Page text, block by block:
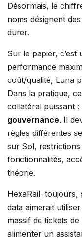
Désormais, le
noms désignent
durer.
Sur le papier, c’est
performance
coût/qualité, Luna
Dans la pratique,
collatéral puissant
gouvernance. Il
règles différentes
sur Sol,
fonctionnalités,
théorie.
HexaRail, toujours,
data aimerait
massif de tickets
alimenter un